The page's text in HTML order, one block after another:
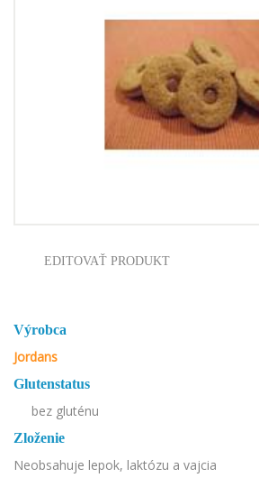
EDITOVAŤ PRODUKT
Výrobca
Jordans
Glutenstatus
bez gluténu
Zloženie
Neobsahuje lepok, laktózu a vajcia